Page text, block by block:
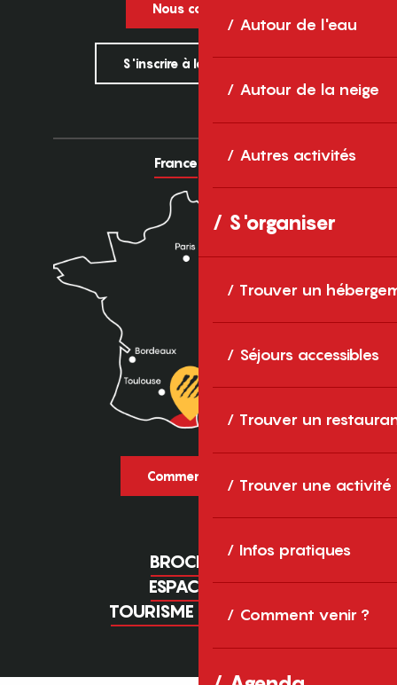
Autour de l'eau
Autour de la neige
Autres activités
S'organiser
Trouver un
Séjours accessibles
Trouver un
Trouver une activité
Infos pratiques
Comment venir ?
Nous contacter
S'inscrire à la newsletter
France Europe
Comment venir ?
BROCHURES
ESPACE PRO
TOURISME D'AFFAIRES